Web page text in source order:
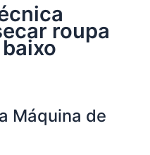
roupa
Máquina de